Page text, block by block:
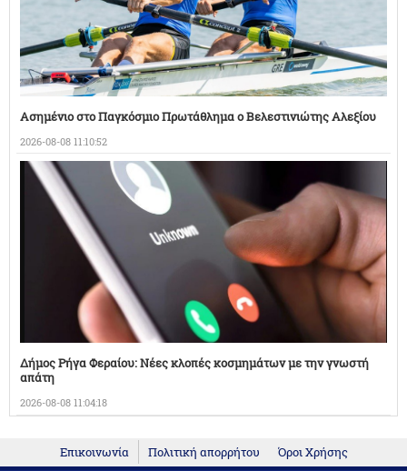
Ασημένιο στο Παγκόσμιο Πρωτάθλημα ο Βελεστινιώτης Αλεξίου
2026-08-08 11:10:52
Δήμος Ρήγα Φεραίου: Νέες κλοπές κοσμημάτων με την γνωστή
απάτη
2026-08-08 11:04:18
Επικοινωνία Πολιτική απορρήτου Όροι Χρήσης